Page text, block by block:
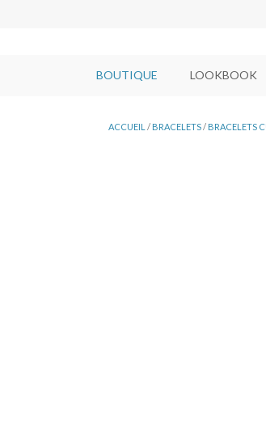
BOUTIQUE LOOKBOOK
ACCUEIL / BRACELETS/ BRACELETS